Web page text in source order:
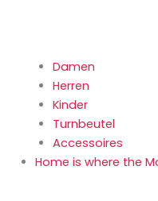
Damen
Herren
Kinder
Turnbeutel
Accessoires
Home is where the